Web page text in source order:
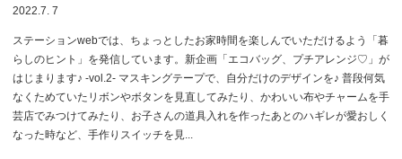
2022.7. 7
ステーションwebでは、ちょっとしたお家時間を楽しんでいただけるよう「暮
らしのヒント」を発信しています。新企画「エコバッグ、プチアレンジ♡」が
はじまります♪ -vol.2- マスキングテープで、自分だけのデザインを♪ 普段何気
なくためていたリボンやボタンを見直してみたり、かわいい布やチャームを手
芸店でみつけてみたり、お子さんの道具入れを作ったあとのハギレが愛おしく
なった時など、手作りスイッチを見...